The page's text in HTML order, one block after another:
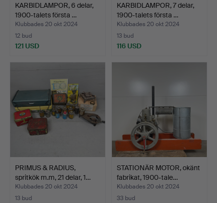
KARBIDLAMPOR, 6 delar,
1900-talets första …
Klubbades 20 okt 2024
12 bud
121 USD
KARBIDLAMPOR, 7 delar,
1900-talets första …
Klubbades 20 okt 2024
13 bud
116 USD
PRIMUS & RADIUS,
spritkök m.m, 21 delar, 1…
Klubbades 20 okt 2024
13 bud
STATIONÄR MOTOR, okänt
fabrikat, 1900-tale…
Klubbades 20 okt 2024
33 bud